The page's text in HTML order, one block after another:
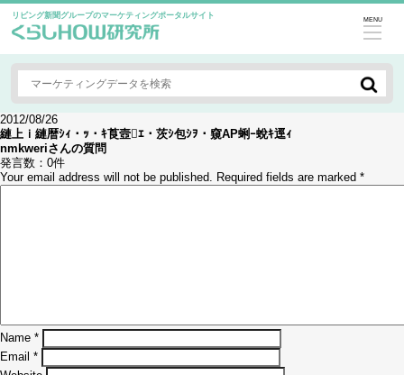
リビング新聞グループのマーケティングポータルサイト MENU
2012/08/26
縺上ｉ縺暦ｼｨ・ｯ・ｷ莨壼ｴ・茨ｼ包ｼｦ・窺AP蜊ｰ蛻ｷ逕ｨ
nmkweriさんの質問
発言数： 0件
Your email address will not be published. Required fields are marked *
Name *
Email *